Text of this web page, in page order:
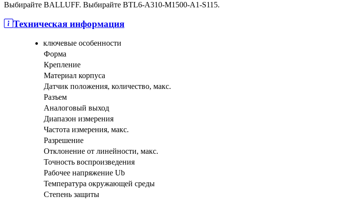
Выбирайте BALLUFF. Выбирайте BTL6-A310-M1500-A1-S115.
Техническая информация
ключевые особенности
Форма
Крепление
Материал корпуса
Датчик положения, количество, макс.
Разъем
Аналоговый выход
Диапазон измерения
Частота измерения, макс.
Разрешение
Отклонение от линейности, макс.
Точность воспроизведения
Рабочее напряжение Ub
Температура окружающей среды
Степень защиты